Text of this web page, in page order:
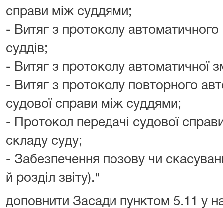
справи між суддями;
- Витяг з протоколу автоматичного
суддів;
- Витяг з протоколу автоматичної
- Витяг з протоколу повторного
судової справи між суддями;
- Протокол передачі судової
складу суду;
- Забезпечення позову чи
й розділ звіту)."
доповнити Засади пунктом 5.11 у